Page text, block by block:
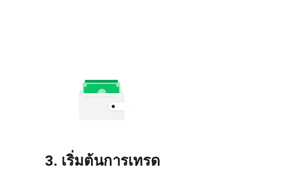
3. เริ่มต้นการเทรด